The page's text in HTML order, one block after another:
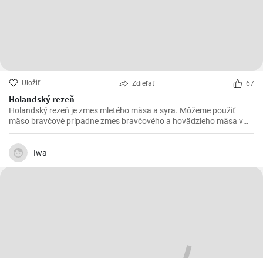
Uložiť Zdieľať 67
Holandský rezeň
Holandský rezeň je zmes mletého mäsa a syra. Môžeme použiť
mäso bravčové prípadne zmes bravčového a hovädzieho mäsa v
pomere 2 : 1.
Iwa